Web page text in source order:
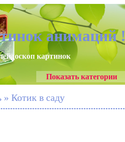
анимаций
картинок
Показать категории
Котик в саду